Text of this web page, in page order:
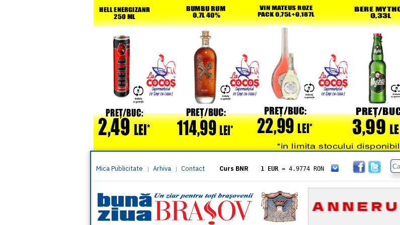
Mica Publicitate | Arhiva | Contact Curs BNR 1 EUR = 4.9774 RON
= 5.8304 RON
1 XAU= 464.4611 RON
1 AED= 1.1933 RON
1 AUD= 2.7957 RON
1 BGN= 2.5449 RON